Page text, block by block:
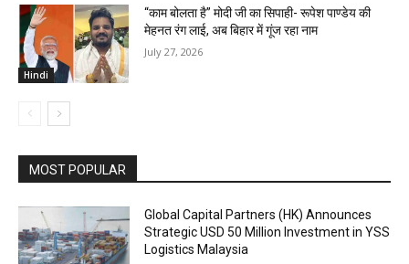
Hindi
“काम बोलता है” मोदी जी का सिपाही- रूपेश पाण्डेय की
मेहनत रंग लाई, अब बिहार में गूंज रहा नाम
July 27, 2026
MOST POPULAR
Global Capital Partners (HK) Announces
Strategic USD 50 Million Investment in YSS
Logistics Malaysia